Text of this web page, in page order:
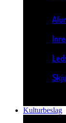
Kulturbeslag